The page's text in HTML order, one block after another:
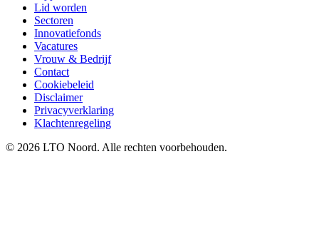
Lid worden
Sectoren
Innovatiefonds
Vacatures
Vrouw & Bedrijf
Contact
Cookiebeleid
Disclaimer
Privacyverklaring
Klachtenregeling
© 2026 LTO Noord. Alle rechten voorbehouden.